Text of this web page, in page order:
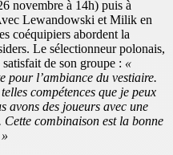
novembre à 14h) puis à
Lewandowski et Milik en
coéquipiers abordent la
Le sélectionneur polonais,
de son groupe : «
pour l’ambiance du vestiaire.
compétences que je peux
avons des joueurs avec une
Cette combinaison est la bonne